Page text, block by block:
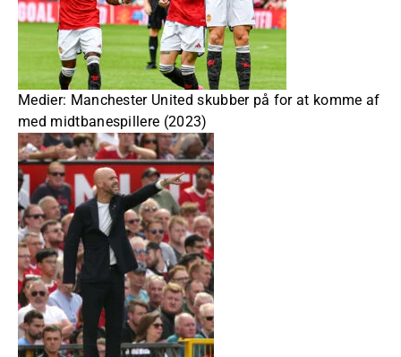
Medier: Manchester United skubber på for at komme af
med midtbanespillere (2023)